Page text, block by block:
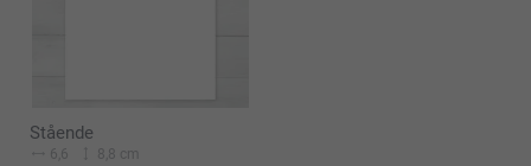
Stående
6,6 8,8 cm